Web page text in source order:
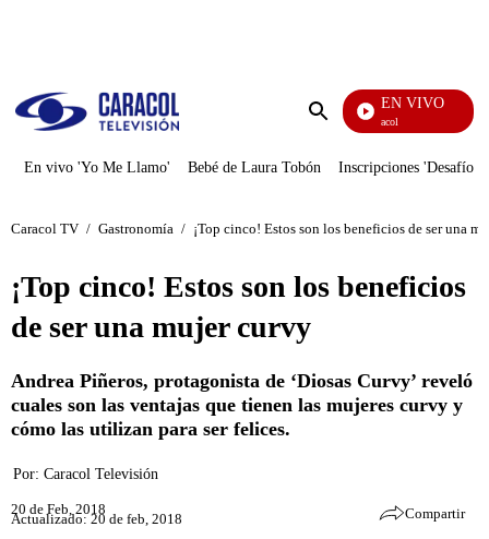
Enviar
EN VIVO
Noticias Caracol
En vivo 'Yo Me Llamo' Bebé de Laura Tobón Inscripciones 'Desafío'
Caracol TV / Gastronomía / ¡Top cinco! Estos son los beneficios de ser una
¡Top cinco! Estos son los beneficios
de ser una mujer curvy
Andrea Piñeros, protagonista de ‘Diosas Curvy’ reveló
cuales son las ventajas que tienen las mujeres curvy y
cómo las utilizan para ser felices.
Por: Caracol Televisión
20 de Feb, 2018
Actualizado: 20 de feb, 2018 Compartir